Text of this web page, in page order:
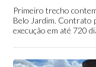
Primeiro trecho
Belo Jardim. Contrato
execução em até 720